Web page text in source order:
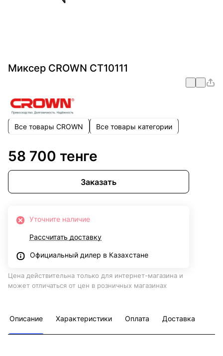
Миксер CROWN CT10111
Все товары CROWN Все товары категории
58 700 тенге
Заказать
Уточните наличие
Рассчитать доставку
Официальный дилер в Казахстане
Цена действительна только для интернет-магазина и
может отличаться от цен в розничных магазинах
Описание Характеристики Оплата Доставка